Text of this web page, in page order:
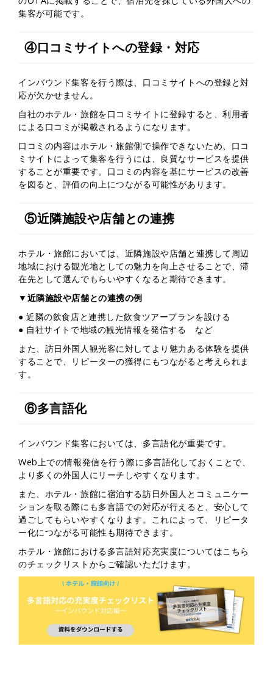
集客が可能です。
④口コミサイトへの登録・対応
インバウンド集客を行う際は、口コミサイトへの登録と対
応が欠かせません。
自社のホテル・旅館を口コミサイトに登録すると、利用者
による口コミが掲載されるようになります。
口コミの内容はホテル・旅館側で操作できないため、口コ
ミサイトによって集客を行うには、良質なサービスを提供
することが重要です。口コミの内容を基にサービスの改善
を図ると、評価の向上につながる可能性があります。
⑤近隣施設や店舗との連携
ホテル・旅館においては、近隣施設や店舗と連携して周辺
地域における観光地としての魅力を向上させることで、滞
在先として選んでもらいやすくなると期待できます。
▼近隣施設や店舗との連携の例
● 近隣の飲食店と連携した飲食ツアープランを設ける
● 自社サイトで地域の観光情報を発信する など
また、訪日外国人観光客に対してより魅力ある体験を提供
することで、リピーターの獲得にもつながると考えられま
す。
⑥多言語化
インバウンド集客においては、多言語化が重要です。
Web上での情報発信を行う際に多言語化しておくことで、
より多くの外国人にリーチしやすくなります。
また、ホテル・旅館に宿泊する訪日外国人とコミュニケー
ションを取る際にも多言語での対応が行えると、安心して
過ごしてもらいやすくなります。これによって、リピータ
ー化につながる可能性も期待できます。
ホテル・旅館における多言語対応充実度についてはこちら
のチェックリストからご確認いただけます。